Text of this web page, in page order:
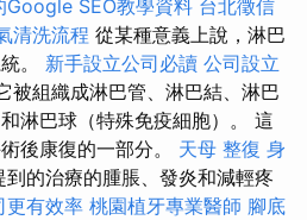
Google SEO教學資料 台北徵信
清洗流程 從某種意義上說，淋巴
。 新手設立公司必讀 公司設立
被組織成淋巴管、淋巴結、淋巴
淋巴球（特殊免疫細胞）。 這
後康復的一部分。 天母 整復 身
到的治療的腫脹、發炎和減輕疼
更有效率 桃園植牙專業醫師 腳底